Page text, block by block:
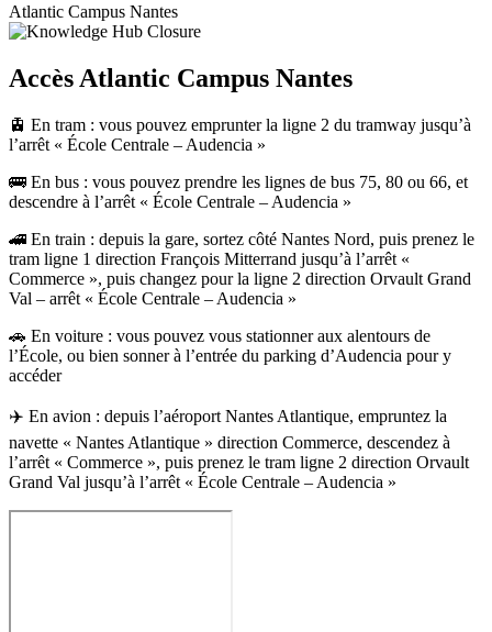
Atlantic Campus Nantes
Accès Atlantic Campus Nantes
🚊 En tram : vous pouvez emprunter la ligne 2 du tramway jusqu’à
l’arrêt « École Centrale – Audencia »
🚌 En bus : vous pouvez prendre les lignes de bus 75, 80 ou 66, et
descendre à l’arrêt « École Centrale – Audencia »
🚄 En train : depuis la gare, sortez côté Nantes Nord, puis prenez le
tram ligne 1 direction François Mitterrand jusqu’à l’arrêt «
Commerce », puis changez pour la ligne 2 direction Orvault Grand
Val – arrêt « École Centrale – Audencia »
🚗 En voiture : vous pouvez vous stationner aux alentours de
l’École, ou bien sonner à l’entrée du parking d’Audencia pour y
accéder
✈️ En avion : depuis l’aéroport Nantes Atlantique, empruntez la
navette « Nantes Atlantique » direction Commerce, descendez à
l’arrêt « Commerce », puis prenez le tram ligne 2 direction Orvault
Grand Val jusqu’à l’arrêt « École Centrale – Audencia »